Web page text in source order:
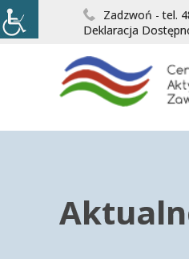
Zadzwoń - tel.
Deklaracja